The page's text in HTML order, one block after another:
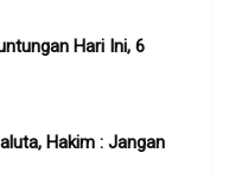
Hari Ini, 6
Hakim : Jangan